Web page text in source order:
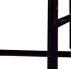
索取兩聯式發
日將順延寄送